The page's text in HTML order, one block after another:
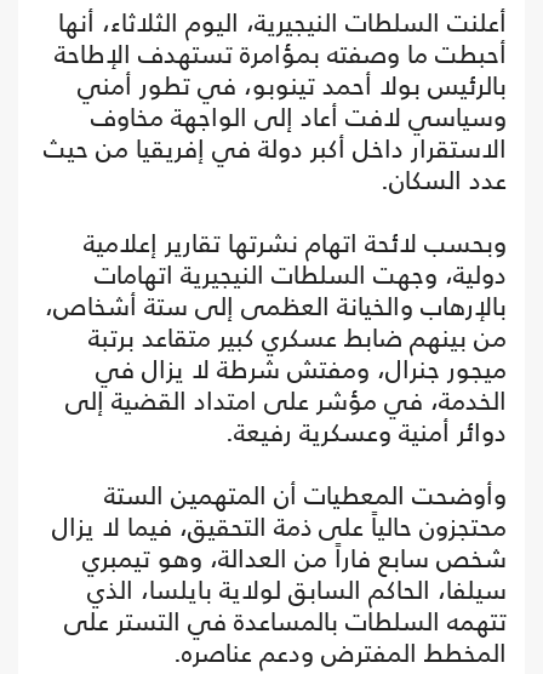
أعلنت السلطات النيجيرية، اليوم الثلاثاء، أنها
أحبطت ما وصفته بمؤامرة تستهدف الإطاحة
بالرئيس بولا أحمد تينوبو، في تطور أمني
وسياسي لافت أعاد إلى الواجهة مخاوف
الاستقرار داخل أكبر دولة في إفريقيا من حيث
عدد السكان.
وبحسب لائحة اتهام نشرتها تقارير إعلامية
دولية، وجهت السلطات النيجيرية اتهامات
بالإرهاب والخيانة العظمى إلى ستة أشخاص،
من بينهم ضابط عسكري كبير متقاعد برتبة
ميجور جنرال، ومفتش شرطة لا يزال في
الخدمة، في مؤشر على امتداد القضية إلى
دوائر أمنية وعسكرية رفيعة.
وأوضحت المعطيات أن المتهمين الستة
محتجزون حالياً على ذمة التحقيق، فيما لا يزال
شخص سابع فاراً من العدالة، وهو تيمبري
سيلفا، الحاكم السابق لولاية بايلسا، الذي
تتهمه السلطات بالمساعدة في التستر على
المخطط المفترض ودعم عناصره.